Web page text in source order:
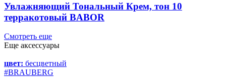
Увлажняющий Тональный Крем, тон 10
терракотовый BABOR
Смотреть еще
Еще аксессуары
цвет: бесцветный
#BRAUBERG